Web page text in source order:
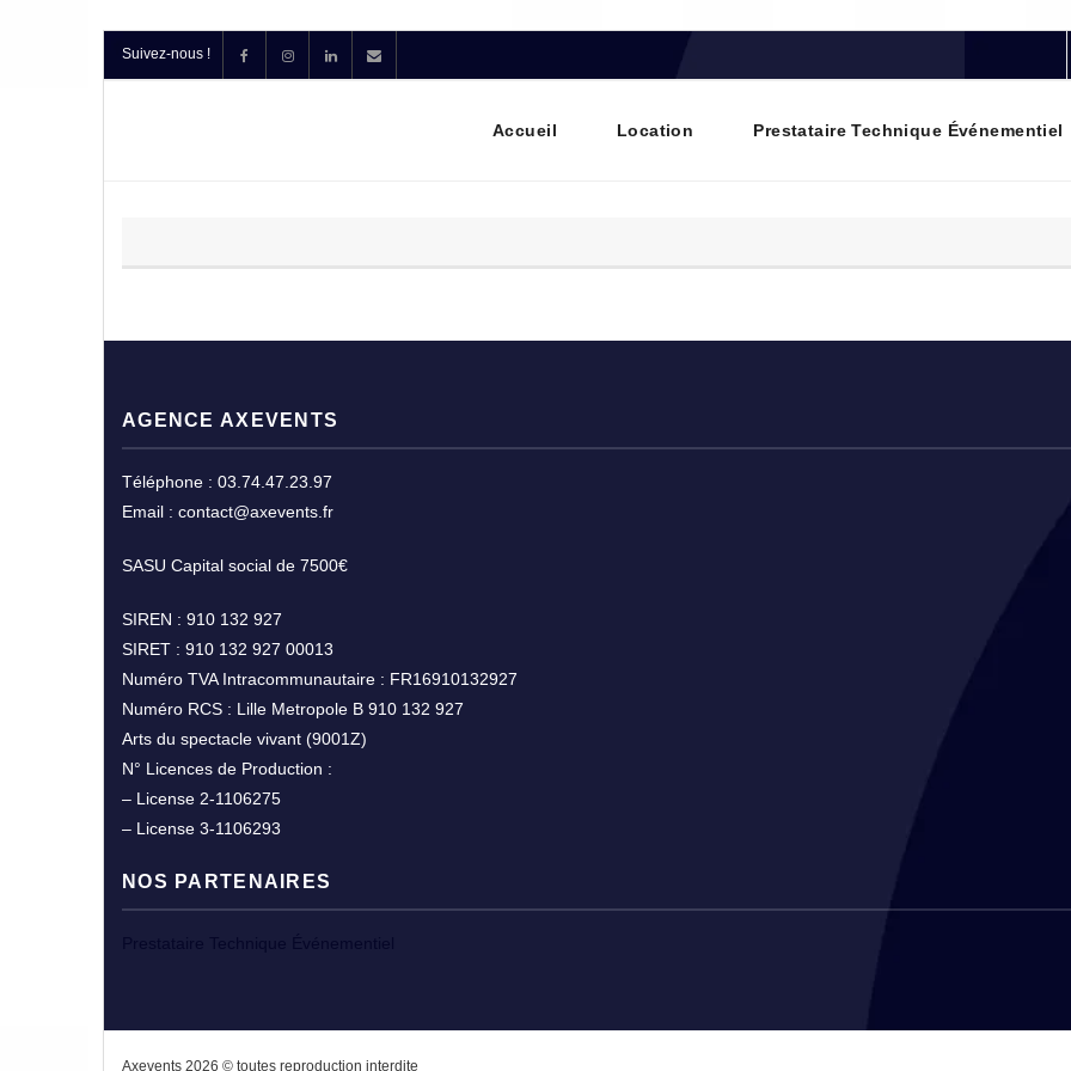
Suivez-nous !
Accueil Location Prestataire Technique Événementiel
AGENCE AXEVENTS
Téléphone : 03.74.47.23.97
Email : contact@axevents.fr
SASU Capital social de 7500€
SIREN : 910 132 927
SIRET : 910 132 927 00013
Numéro TVA Intracommunautaire : FR16910132927
Numéro RCS : Lille Metropole B 910 132 927
Arts du spectacle vivant (9001Z)
N° Licences de Production :
– License 2-1106275
– License 3-1106293
NOS PARTENAIRES
Axevents 2026 © toutes reproduction interdite